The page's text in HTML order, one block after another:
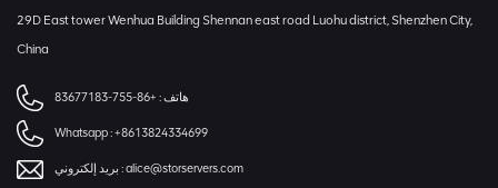
29D East tower Wenhua Building Shennan east road Luohu district, Shenzhen City,
China
هاتف : +86-755-83677183
Whatsapp :+8613824334699
بريد إلكتروني :alice@storservers.com